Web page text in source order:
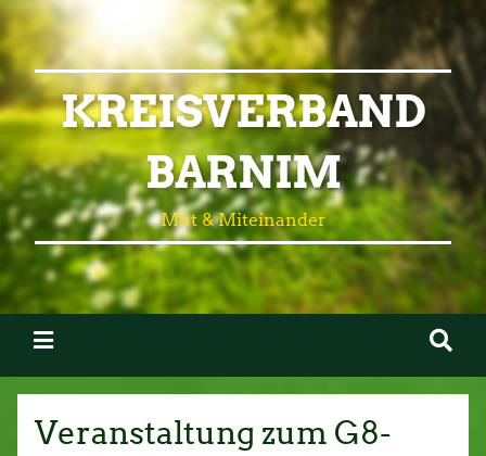
KREISVERBAND
BARNIM
Mut & Miteinander
Veranstaltung zum G8-